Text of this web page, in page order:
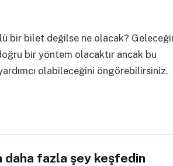
bir bilet değilse ne olacak?
bir yöntem olacaktır ancak bu
olabileceğini öngörebilirsiniz.
fazla şey keşfedin